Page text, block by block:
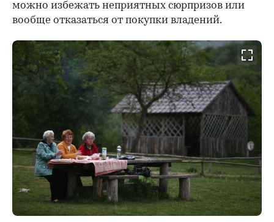
можно избежать неприятных сюрпризов или
вообще отказаться от покупки владений.